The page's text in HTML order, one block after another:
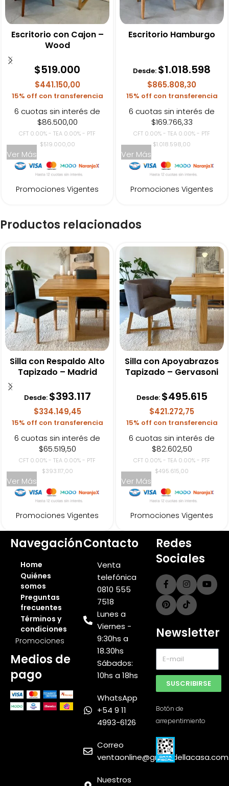
Escritorio con Cajon –
Wood
$519.000
$441.150,00
15% off con transferencia
6 cuotas sin interés de
$86.500,00
CFT 0.00% - TEA 0.00% - PTF
$519.000,00
Ver Más
Promociones Vigentes
Escritorio Hamburgo
Desde: $1.018.598
$865.808,30
15% off con transferencia
6 cuotas sin interés de
$169.766,33
CFT 0.00% - TEA 0.00% - PTF
$1.018.598,00
Ver Más
Promociones Vigentes
Productos relacionados
Silla con Respaldo Alto
Tapizado – Madrid
Desde: $393.117
$334.149,45
15% off con transferencia
6 cuotas sin interés de
$65.519,50
CFT 0.00% - TEA 0.00% - PTF
$393.117,00
Ver Más
Promociones Vigentes
Silla con Apoyabrazos
Tapizado – Gervasoni
Desde: $495.615
$421.272,75
15% off con transferencia
6 cuotas sin interés de
$82.602,50
CFT 0.00% - TEA 0.00% - PTF
$495.615,00
Ver Más
Promociones Vigentes
Navegación
Home
Quiénes
somos
Preguntas
frecuentes
Términos y
condiciones
Promociones
Medios de
pago
Contacto
Venta
telefónica
0810 555
7518
Lunes a
Viernes -
9:30hs a
18.30hs
Sábados:
10hs a 18hs
WhatsApp
+54 9 11
4993-6126
Correo
Nuestros
Redes
Sociales
Newsletter
SUSCRIBIRSE
Botón de
arrepentimiento